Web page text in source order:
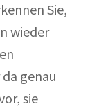
Sie,
wieder
genau
sie